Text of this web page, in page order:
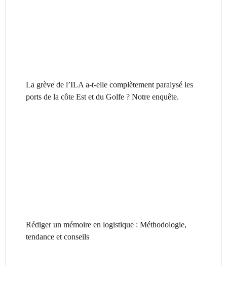
La grève de l’ILA a-t-elle complètement paralysé les
ports de la côte Est et du Golfe ? Notre enquête.
Rédiger un mémoire en logistique : Méthodologie,
tendance et conseils